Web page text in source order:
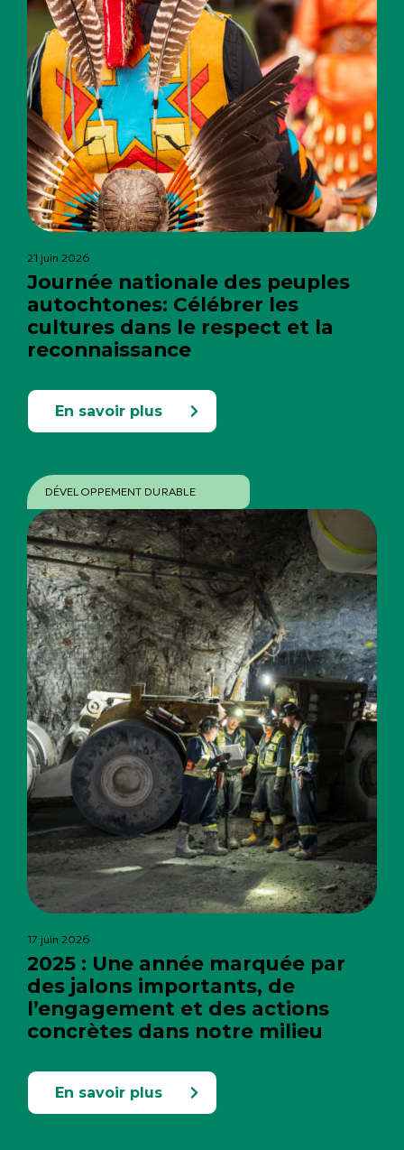
21 juin 2026
Journée nationale des peuples
autochtones: Célébrer les
cultures dans le respect et la
reconnaissance
En savoir plus
DÉVELOPPEMENT DURABLE
17 juin 2026
2025 : Une année marquée par
des jalons importants, de
l’engagement et des actions
concrètes dans notre milieu
En savoir plus